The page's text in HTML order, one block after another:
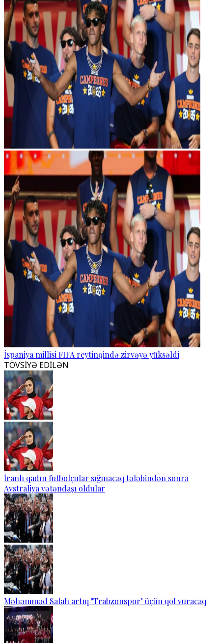
İspaniya millisi FIFA reytinqində zirvəyə yüksəldi
TÖVSİYƏ EDİLƏN
İranlı qadın futbolçular sığınacaq tələbindən sonra
Avstraliya vətəndaşı oldular
Məhəmməd Salah artıq "Trabzonspor" üçün qol vuracaq